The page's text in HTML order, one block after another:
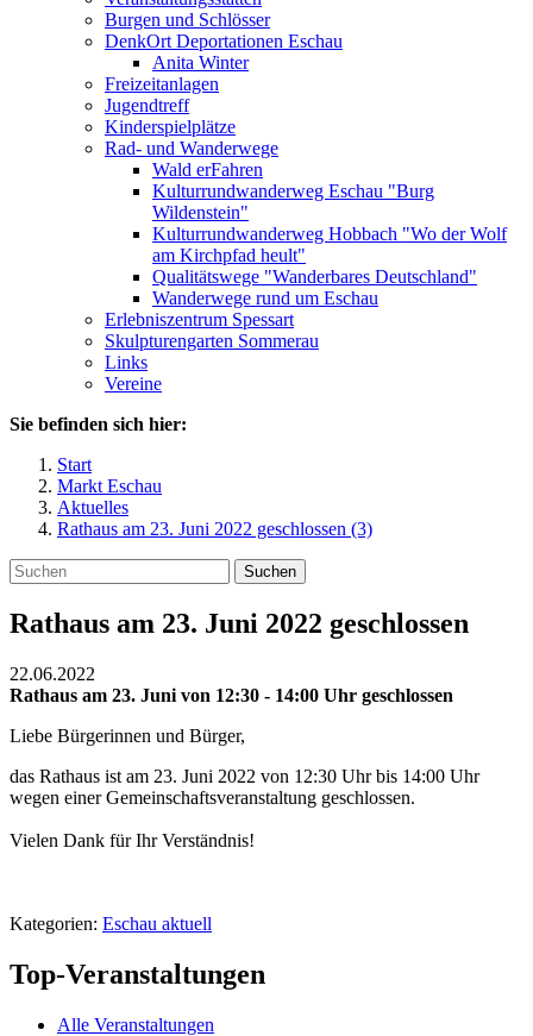
Burgen und Schlösser
DenkOrt Deportationen Eschau
Anita Winter
Freizeitanlagen
Jugendtreff
Kinderspielplätze
Rad- und Wanderwege
Wald erFahren
Kulturrundwanderweg Eschau "Burg
Wildenstein"
Kulturrundwanderweg Hobbach "Wo der Wolf
am Kirchpfad heult"
Qualitätswege "Wanderbares Deutschland"
Wanderwege rund um Eschau
Erlebniszentrum Spessart
Skulpturengarten Sommerau
Links
Vereine
Sie befinden sich hier:
Start
Markt Eschau
Aktuelles
Rathaus am 23. Juni 2022 geschlossen (3)
Suchen
Rathaus am 23. Juni 2022 geschlossen
22.06.2022
Rathaus am 23. Juni von 12:30 - 14:00 Uhr geschlossen
Liebe Bürgerinnen und Bürger,
das Rathaus ist am 23. Juni 2022 von 12:30 Uhr bis 14:00 Uhr
wegen einer Gemeinschaftsveranstaltung geschlossen.
Vielen Dank für Ihr Verständnis!
Kategorien: Eschau aktuell
Top-Veranstaltungen
Alle Veranstaltungen